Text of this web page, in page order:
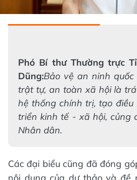
Phó Bí thư Thường trực
Dũng:Bảo vệ an ninh
trật tự, an toàn xã hội là
hệ thống chính trị, tạo điều
triển kinh tế - xã hội, củng
Nhân dân.
Các đại biểu cũng đã đóng
nội dung của dự thảo và đề